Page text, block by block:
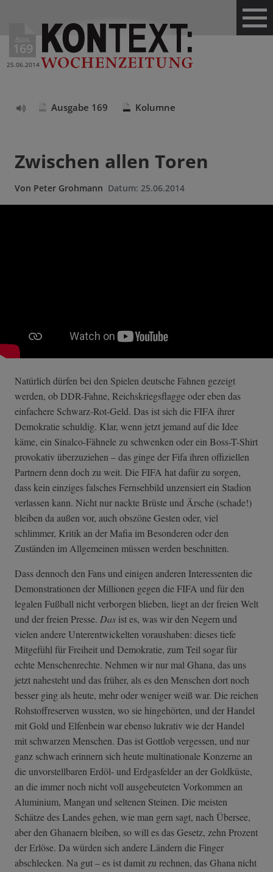
Ausg.
169
25.06.2014
Ausgabe 169 Kolumne
Zwischen allen Toren
Von Peter Grohmann Datum: 25.06.2014
Natürlich dürfen bei den Spielen deutsche Fahnen gezeigt
werden, ob DDR-Fahne, Reichskriegsflagge oder eben das
einfachere Schwarz-Rot-Geld. Das ist sich die FIFA ihrer
Demokratie schuldig. Klar, wenn jetzt jemand auf die Idee
käme, ein Sinalco-Fähnele zu schwenken oder ein Boss-T-Shirt
provokativ überzuziehen – das ginge der Fifa ihren offiziellen
Partnern denn doch zu weit. Die FIFA hat dafür zu sorgen,
dass kein einziges falsches Fernsehbild unzensiert ein Stadion
verlassen kann. Nicht nur nackte Brüste und Ärsche (schade!)
bleiben da außen vor, auch obszöne Gesten oder, viel
schlimmer, Kritik an der Mafia im Besonderen oder den
Zuständen im Allgemeinen müssen werden beschnitten.
Dass dennoch den Fans und einigen anderen Interessenten die
Demonstrationen der Millionen gegen die FIFA und für den
legalen Fußball nicht verborgen blieben, liegt an der freien Welt
und der freien Presse. Das ist es, was wir den Negern und
vielen andere Unterentwickelten voraushaben: dieses tiefe
Mitgefühl für Freiheit und Demokratie, zum Teil sogar für
echte Menschenrechte. Nehmen wir nur mal Ghana, das uns
jetzt nahesteht und das früher, als es den Menschen dort noch
besser ging als heute, mehr oder weniger weiß war. Die reichen
Rohstoffreserven wussten, wo sie hingehörten, und der Handel
mit Gold und Elfenbein war ebenso lukrativ wie der Handel
mit schwarzen Menschen. Das ist Gottlob vergessen, und nur
ganz schwach erinnern sich heute multinationale Konzerne an
die unvorstellbaren Erdöl- und Erdgasfelder an der Goldküste,
an die immer noch nicht voll ausgebeuteten Vorkommen an
Aluminium, Mangan und seltenen Steinen. Die meisten
Schätze des Landes gehen, wie man gern sagt, nach Übersee,
aber den Ghanaern bleiben, so will es das Gesetz, zehn Prozent
der Erlöse. Da würden sich andere Ländern die Finger
abschlecken. Na gut – es ist damit zu rechnen, das Ghana nicht